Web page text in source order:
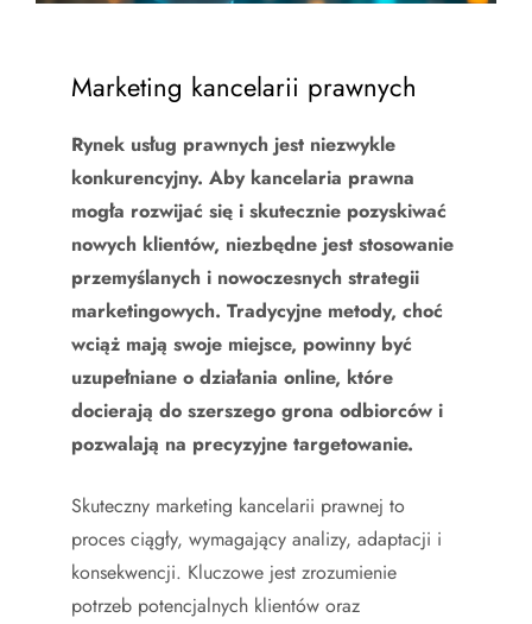
Marketing kancelarii prawnych
Rynek usług prawnych jest niezwykle
konkurencyjny. Aby kancelaria prawna
mogła rozwijać się i skutecznie pozyskiwać
nowych klientów, niezbędne jest stosowanie
przemyślanych i nowoczesnych strategii
marketingowych. Tradycyjne metody, choć
wciąż mają swoje miejsce, powinny być
uzupełniane o działania online, które
docierają do szerszego grona odbiorców i
pozwalają na precyzyjne targetowanie.
Skuteczny marketing kancelarii prawnej to
proces ciągły, wymagający analizy, adaptacji i
konsekwencji. Kluczowe jest zrozumienie
potrzeb potencjalnych klientów oraz